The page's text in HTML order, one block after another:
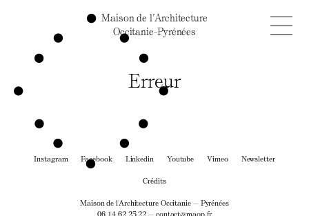
Maison de l’Architecture
Occitanie-Pyrénées
Erreur
Instagram Facebook Linkedin Youtube Vimeo Newsletter
Crédits
Maison de l'Architecture Occitanie — Pyrénées
06 14 62 25 22 — contact@maop.fr